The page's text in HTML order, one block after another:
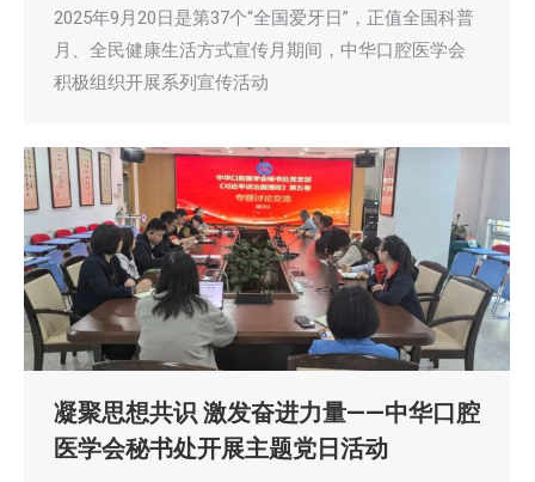
2025年9月20日是第37个“全国爱牙日”，正值全国科普
月、全民健康生活方式宣传月期间，中华口腔医学会
积极组织开展系列宣传活动
凝聚思想共识 激发奋进力量——中华口腔
医学会秘书处开展主题党日活动